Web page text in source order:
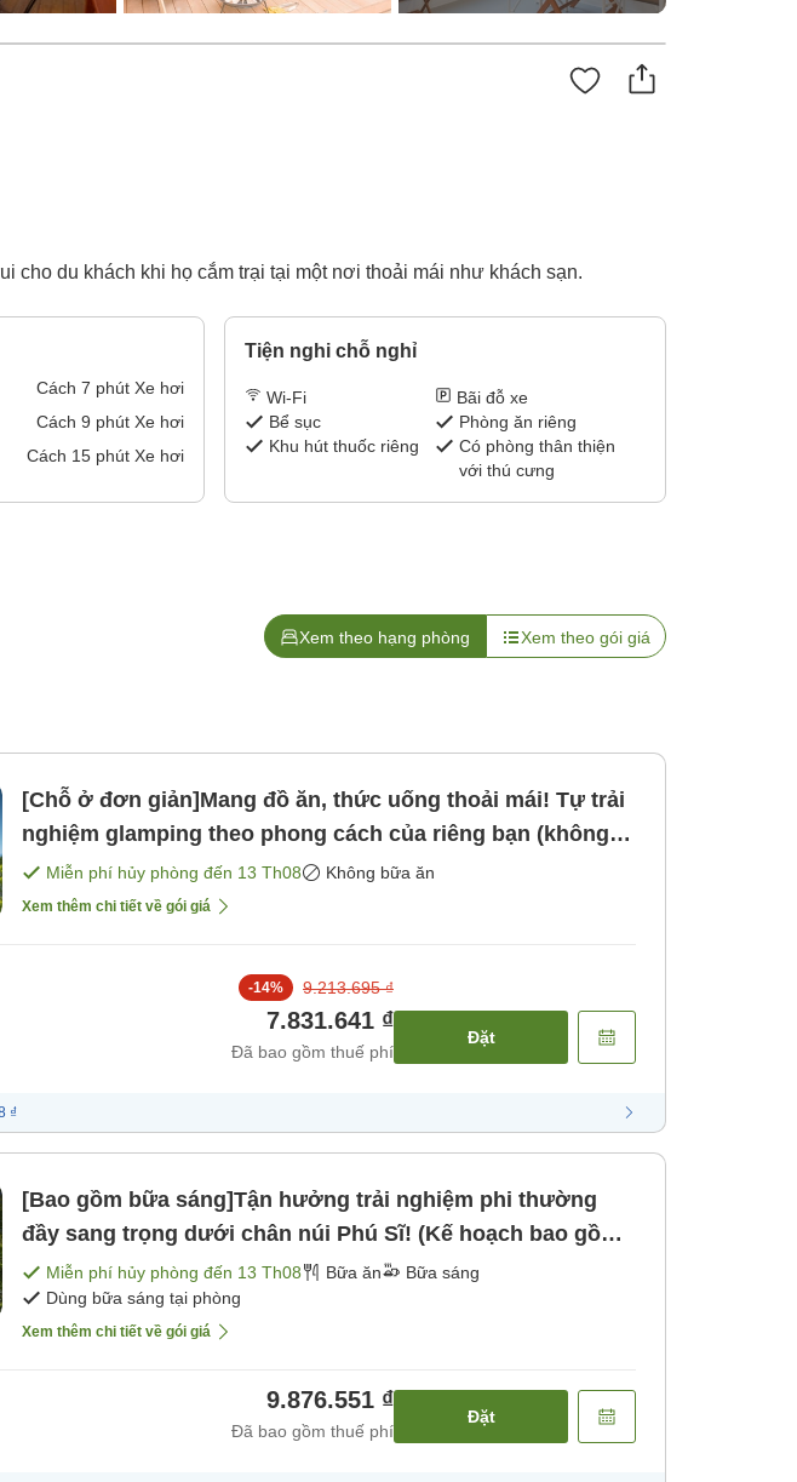
cho du khách khi họ cắm trại tại một nơi thoải mái như khách sạn.
Cách 7 phút Xe hơi
Cách 9 phút Xe hơi
Cách 15phút Xe hơi
Tiện nghi chỗ nghỉ
Wi-Fi
Bãi đỗ xe
Bể sục
Phòng ăn riêng
Khu hút thuốc riêng
Có phòng thân thiện
với thú cưng
Xem theo hạng phòng Xem theo gói giá
[Chỗ ở đơn giản]Mang đồ ăn, thức uống thoải mái! Tự trải
nghiệm glamping theo phong cách của riêng bạn (không
bao gồm bữa ăn). [Không bao gồm bữa ăn]
Miễn phí hủy phòng đến 13 Th08 Không bữa ăn
Xem thêm chi tiết về gói giá
-14% 9.213.695 ₫
7.831.641 ₫
Đã bao gồm thuế phí
Đặt
₫
[Bao gồm bữa sáng]Tận hưởng trải nghiệm phi thường
đầy sang trọng dưới chân núi Phú Sĩ! (Kế hoạch bao gồm
1 đêm và bữa sáng) [Bữa sáng]
Miễn phí hủy phòng đến 13 Th08 Bữa ăn
Bữa sáng
Dùng bữa sáng tại phòng
Xem thêm chi tiết về gói giá
9.876.551 ₫
Đã bao gồm thuế phí
Đặt